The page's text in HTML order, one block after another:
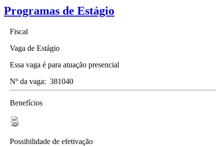
Programas de Estágio
Fiscal
Vaga de Estágio
Essa vaga é para atuação presencial
Nº da vaga: 381040
Benefícios
Possibilidade de efetivação